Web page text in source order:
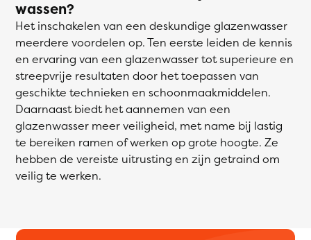
wassen?
Het inschakelen van een deskundige glazenwasser
meerdere voordelen op. Ten eerste leiden de kennis
en ervaring van een glazenwasser tot superieure en
streepvrije resultaten door het toepassen van
geschikte technieken en schoonmaakmiddelen.
Daarnaast biedt het aannemen van een
glazenwasser meer veiligheid, met name bij lastig
te bereiken ramen of werken op grote hoogte. Ze
hebben de vereiste uitrusting en zijn getraind om
veilig te werken.